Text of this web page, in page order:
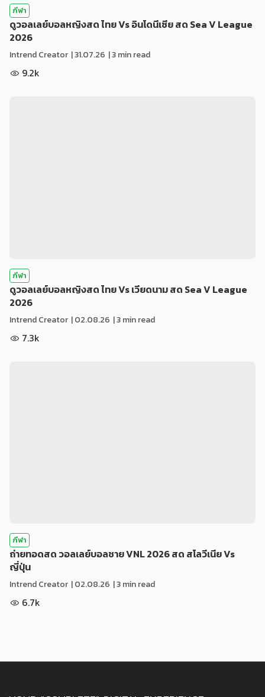
กีฬา
ดูวอลเลย์บอลหญิงสด ไทย Vs อินโดนีเซีย สด Sea V League
2026
Intrend Creator |31.07.26 | 3 min read
9.2k
กีฬา
ดูวอลเลย์บอลหญิงสด ไทย Vs เวียดนาม สด Sea V League
2026
Intrend Creator |02.08.26 | 3 min read
7.3k
กีฬา
ถ่ายทอดสด วอลเลย์บอลชาย VNL 2026 สด สโลวีเนีย Vs
ญี่ปุ่น
Intrend Creator |02.08.26 | 3 min read
6.7k